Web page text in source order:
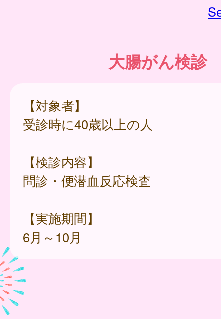
大腸がん検診
【対象者】
受診時に40歳以上の人
【検診内容】
問診・便潜血反応検査
【実施期間】
6月～10月